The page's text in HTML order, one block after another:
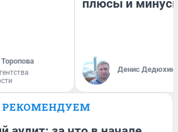
плюсы и
Денис Дедюхин
РЕКОМЕНДУЕМ